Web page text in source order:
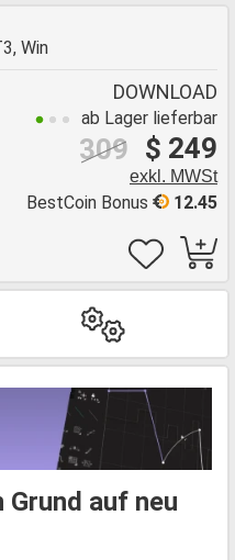
Win
DOWNLOAD
ab Lager lieferbar
$ 249
309
exkl. MWSt
12.45
BestCoin Bonus
auf neu